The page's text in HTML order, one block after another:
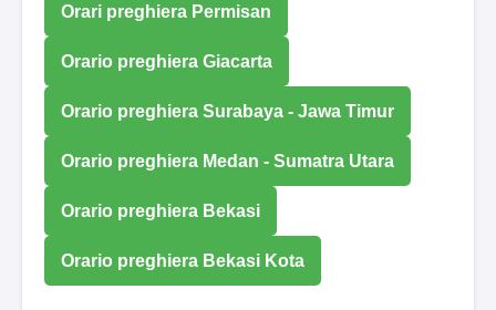
Orari preghiera Permisan
Orario preghiera Giacarta
Orario preghiera Surabaya - Jawa Timur
Orario preghiera Medan - Sumatra Utara
Orario preghiera Bekasi
Orario preghiera Bekasi Kota